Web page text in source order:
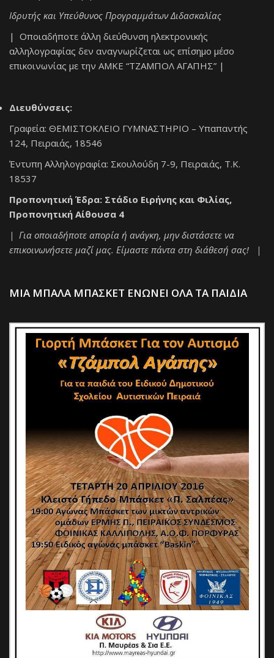
Ιδρυτής και Υπεύθυνος Προγραμμάτων Διδασκαλίας
| Οποιαδήποτε άλλη διεύθυνση ηλεκτρονικής
αλληλογραφίας δεν αναγνωρίζεται ως επίσημο μέσο
επικοινωνίας με την ΑΜΚΕ “ΤΖΑΜΠΟΛ ΑΓΑΠΗΣ” |
Διευθύνσεις:
Γραφεία: ΘΕΜΙΣΤΟΚΛΕΙΟ ΓΥΜΝΑΣΤΗΡΙΟ – Υπαπαντής
124, Πειραιάς, 18546
Έντυπη Αλληλογραφία: Σκουλούδη 7-9, Πειραιάς, Τ.Κ.
18537
Προπονητική Έδρα: Στάδιο Ειρήνης και Φιλίας,
Προπονητική Αίθουσα 4
| Για οποιαδήποτε απορία ή ανάγκη, μην διστάσετε να
επικοινωνήσετε μαζί μας. Είμαστε πάντα στη διάθεσή σας! |
ΜΙΑ ΜΠΑΛΑ ΜΠΑΣΚΕΤ ΕΝΩΝΕΙ ΟΛΑ ΤΑ ΠΑΙΔΙΑ